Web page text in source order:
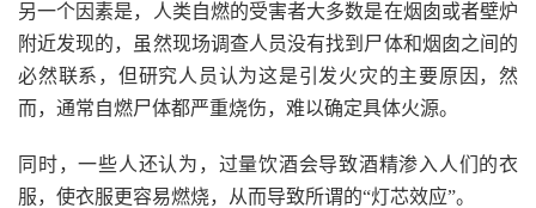
另一个因素是，人类自燃的受害者大多数是在烟囱或者壁炉
附近发现的，虽然现场调查人员没有找到尸体和烟囱之间的
必然联系，但研究人员认为这是引发火灾的主要原因，然
而，通常自燃尸体都严重烧伤，难以确定具体火源。
同时，一些人还认为，过量饮酒会导致酒精渗入人们的衣
服，使衣服更容易燃烧，从而导致所谓的“灯芯效应”。